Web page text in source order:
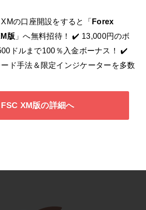
の口座開設をすると「 Forex
版 」へ無料招待！ ✔️ 13,000円のボ
ドルまで100％入金ボーナス！ ✔️
ド手法＆限定インジケーターを多数
FSC XM版の詳細へ